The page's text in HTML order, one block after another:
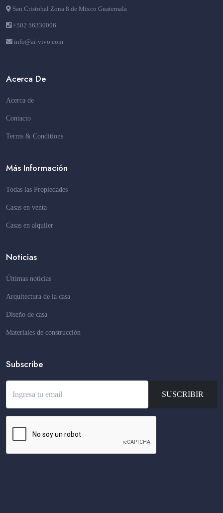
San Cristobal Zona 8 de Mixco Guatemala
+502 56330006
info@ai-vivo.com
Acerca De
Acerca de
Contacto
Terms & Conditions
Más Información
Todas las Propiedades
Casas en venta
Casas en alquiler
Noticias
Últimas noticias
Arquitectura de la casa
Diseño de casa
Materiales de construcción
Subscribe
SUSCRIBIR